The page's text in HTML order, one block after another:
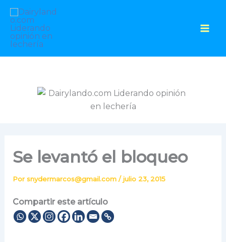
contenido
Se levantó el bloqueo
Por snydermarcos@gmail.com /julio 23, 2015
Compartir este artículo